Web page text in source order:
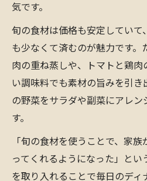
気です。
旬の食材は価格も安定してい
も少なくて済むのが魅力です
肉の重ね蒸しや、トマトと鶏
い調味料でも素材の旨みを引
の野菜をサラダや副菜にアレ
す。
「旬の食材を使うことで、家
ってくれるようになった」と
を取り入れることで毎日のデ